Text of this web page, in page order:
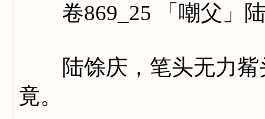
卷869_25 「嘲父」
陆馀庆，笔头无力觜
竟。